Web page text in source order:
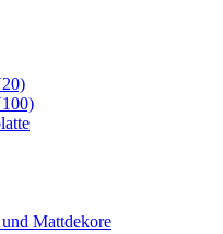
Mattdekore